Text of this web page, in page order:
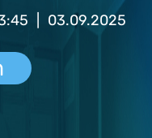
03.09.2025